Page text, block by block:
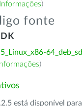
Informações)
fonte
Informações)
está disponível